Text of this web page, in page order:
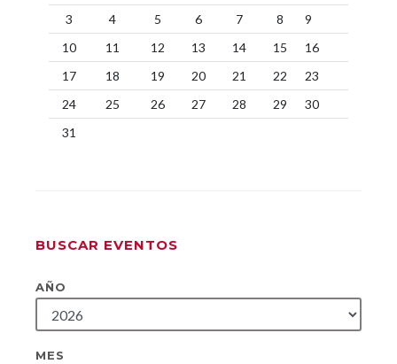
3
4 5 6 7 8
9
10
11 12 13 14 15
16
17
18 19 20 21 22
23
24
25 26 27 28 29
30
31
BUSCAR EVENTOS
AÑO
MES